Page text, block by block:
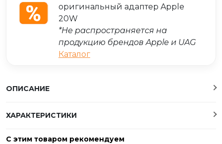
оригинальный адаптер Apple
20W
*Не распространяется на
продукцию брендов Apple и UAG
Каталог
ОПИСАНИЕ
ХАРАКТЕРИСТИКИ
С этим товаром рекомендуем